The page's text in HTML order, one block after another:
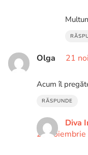
Olga 21
Acum îl
RĂSPUNDE
Diva
21